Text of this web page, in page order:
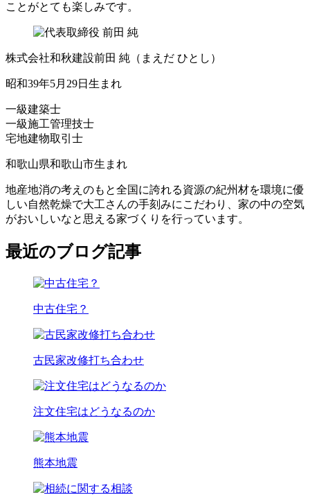
ことがとても楽しみです。
株式会社和秋建設前田 純 （まえだ ひとし）
昭和39年5月29日生まれ
一級建築士
一級施工管理技士
宅地建物取引士
和歌山県和歌山市生まれ
地産地消の考えのもと全国に誇れる資源の紀州材を環境に優
しい自然乾燥で大工さんの手刻みにこだわり、家の中の空気
がおいしいなと思える家づくりを行っています。
最近のブログ記事
中古住宅？
古民家改修打ち合わせ
注文住宅はどうなるのか
熊本地震